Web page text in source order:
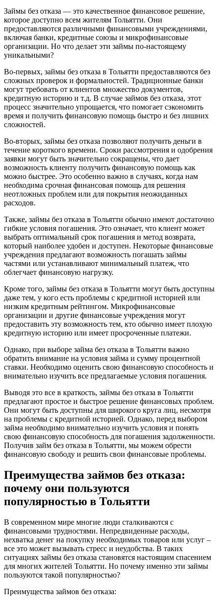
Займы без отказа — это качественное финансовое решение,
которое доступно всем жителям Тольятти. Они
предоставляются различными финансовыми учреждениями,
включая банки, кредитные союзы и микрофинансовые
организации. Но что делает эти займы по-настоящему
уникальными?
Во-первых, займы без отказа в Тольятти предоставляются без
сложных проверок и формальностей. Традиционные банки
могут требовать от клиентов множество документов,
кредитную историю и т.д. В случае займов без отказа, этот
процесс значительно упрощается, что помогает сэкономить
время и получить финансовую помощь быстро и без лишних
сложностей.
Во-вторых, займы без отказа позволяют получить деньги в
течение короткого времени. Сроки рассмотрения и одобрения
заявки могут быть значительно сокращены, что дает
возможность клиенту получить финансовую помощь как
можно быстрее. Это особенно важно в случаях, когда нам
необходима срочная финансовая помощь для решения
неотложных проблем или для покрытия неожиданных
расходов.
Также, займы без отказа в Тольятти обычно имеют достаточно
гибкие условия погашения. Это означает, что клиент может
выбрать оптимальный срок погашения и метод возврата,
который наиболее удобен и доступен. Некоторые финансовые
учреждения предлагают возможность погашать займы
частями или устанавливают минимальный платеж, что
облегчает финансовую нагрузку.
Кроме того, займы без отказа в Тольятти могут быть доступны
даже тем, у кого есть проблемы с кредитной историей или
низким кредитным рейтингом. Микрофинансовые
организации и другие финансовые учреждения могут
предоставить эту возможность тем, кто обычно имеет плохую
кредитную историю или имеет просроченные платежи.
Однако, при выборе займа без отказа в Тольятти важно
обратить внимание на условия займа и сумму процентной
ставки. Необходимо оценить свою финансовую способность и
внимательно изучить все предлагаемые условия погашения.
Выводя это все в краткость, займы без отказа в Тольятти
предлагают простое и быстрое решение финансовых проблем.
Они могут быть доступны для широкого круга лиц, несмотря
на проблемы с кредитной историей. Однако, перед выбором
займа необходимо внимательно изучить условия и понять
свою финансовую способность для погашения задолженности.
Получив займ без отказа в Тольятти, мы можем обрести
финансовую свободу и решить свои финансовые проблемы.
Преимущества займов без отказа:
почему они пользуются
популярностью в Тольятти
В современном мире многие люди сталкиваются с
финансовыми трудностями. Непредвиденные расходы,
нехватка денег на покупку необходимых товаров или услуг –
все это может вызывать стресс и неудобства. В таких
ситуациях займы без отказа становятся настоящим спасением
для многих жителей Тольятти. Но почему именно эти займы
пользуются такой популярностью?
Преимущества займов без отказа: